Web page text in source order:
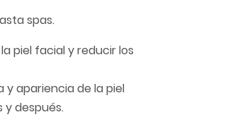
spas.
piel facial y reducir los
apariencia de la piel
después.